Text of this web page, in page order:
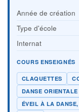
Année de création
Type d'école
Internat
COURS ENSEIGNÉS
CLAQUETTES
DANSE ORIENTALE
ÉVEIL À LA